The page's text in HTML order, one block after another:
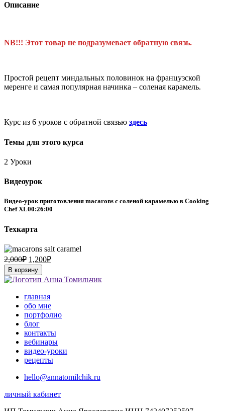
Описание
NB!!! Этот товар не подразумевает обратную связь.
Простой рецепт миндальных половинок на французской
меренге и самая популярная начинка – соленая карамель.
Курс из 6 уроков с обратной связью здесь
Темы для этого курса
2 Уроки
Видеоурок
Видео-урок приготовления macarons с соленой карамелью в Cooking
Chef XL00:26:00
Техкарта
2,000₽ 1,200₽
В корзину
главная
обо мне
портфолио
блог
контакты
вебинары
видео-уроки
рецепты
hello@annatomilchik.ru
личный кабинет